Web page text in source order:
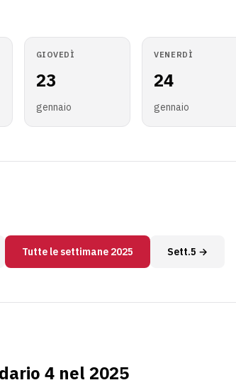
GIOVEDÌ
23
gennaio
VENERDÌ
24
gennaio
Tutte le settimane 2025 Sett.5 →
4 nel 2025